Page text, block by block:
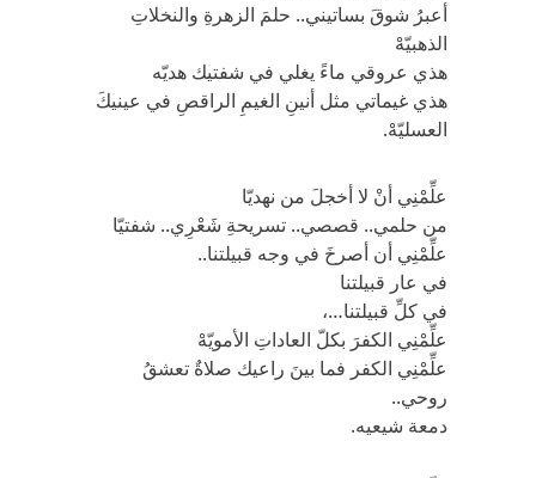
أعبرُ شوقَ بساتيني.. حلمَ الزهرةِ والنخلاتِ
الذهبيّهْ
هذي عروقي ماءً يغلي في شفتيك هديّه
هذي غيماتي مثل أنينِ الغيمِ الراقصِ في عينيكَ
العسليّهْ.
علِّمْنِي أنْ لا أخجلَ من نهديّا
من حلمي.. قصصي.. تسريحةِ شَعْرِي.. شفتيّا
علِّمْنِي أن أصرخَ في وجه قبيلتنا..
في عار قبيلتنا
في كلِّ قبيلتنا…،
علِّمْنِي الكفرَ بكلّ العاداتِ الأمويّهْ
علِّمْنِي الكفر فما بينَ راعيك صلاةٌ تعشقُ
روحي..
دمعة شيعيه.